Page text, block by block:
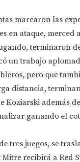
marcaron las
en ataque, merced
terminaron
un trabajo
pero que
distancia,
Koziarski además
ganando el
tres juegos, se
recibirá a Red